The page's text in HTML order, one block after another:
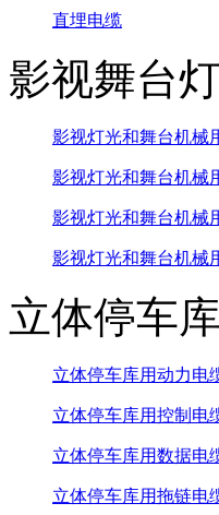
直埋电缆
影视舞台
影视灯光和舞台机械
影视灯光和舞台机械
影视灯光和舞台机械
影视灯光和舞台机械
立体停车
立体停车库用动力电
立体停车库用控制电
立体停车库用数据电
立体停车库用拖链电